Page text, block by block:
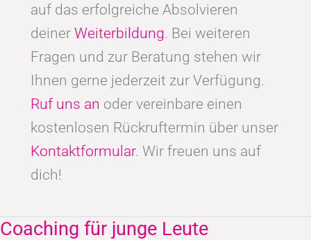
auf das erfolgreiche Absolvieren
deiner Weiterbildung. Bei weiteren
Fragen und zur Beratung stehen wir
Ihnen gerne jederzeit zur Verfügung.
Ruf uns an oder vereinbare einen
kostenlosen Rückruftermin über unser
Kontaktformular. Wir freuen uns auf
dich!
Coaching für junge Leute
Coaching